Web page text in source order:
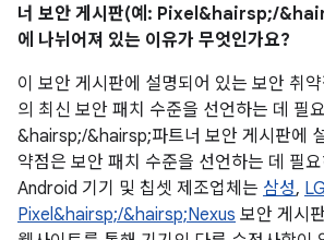
너 보안 게시판(예: Pixel&hairsp;/
에 나뉘어져 있는 이유가 무엇인가요?
이 보안 게시판에 설명되어 있는 보안 취
의 최신 보안 패치 수준을 선언하는 데 필
&hairsp;/&hairsp;파트너 보안 게시판에
약점은 보안 패치 수준을 선언하는 데 필
Android 기기 및 칩셋 제조업체는 삼성,
Pixel&hairsp;/&hairsp;Nexus 보안 게시